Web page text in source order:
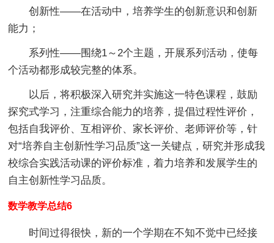
创新性——在活动中，培养学生的创新意识和创新
能力；
系列性——围绕1～2个主题，开展系列活动，使每
个活动都形成较完整的体系。
以后，将积极深入研究并实施这一特色课程，鼓励
探究式学习，注重综合能力的培养，提倡过程性评价，
包括自我评价、互相评价、家长评价、老师评价等，针
对“培养自主创新性学习品质”这一关键点，研究并形成我
校综合实践活动课的评价标准，着力培养和发展学生的
自主创新性学习品质。
数学教学总结6
时间过得很快，新的一个学期在不知不觉中已经接